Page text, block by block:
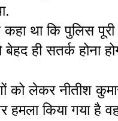
था कि पुलिस पूरी
ही सतर्क होना
को लेकर नीतीश
हमला किया गया